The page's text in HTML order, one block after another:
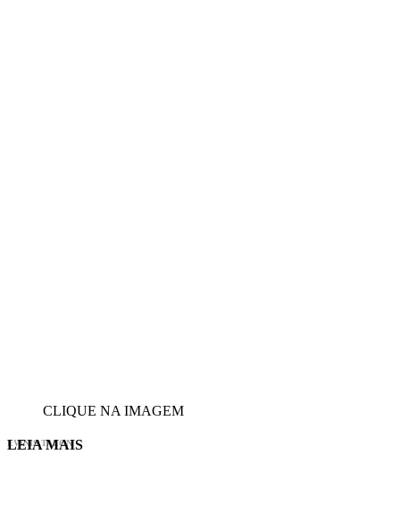
CLIQUE NA IMAGEM
EVINIS TALON
LEIA MAIS